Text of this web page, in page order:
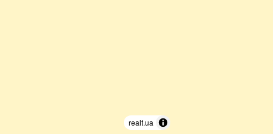
realt.ua